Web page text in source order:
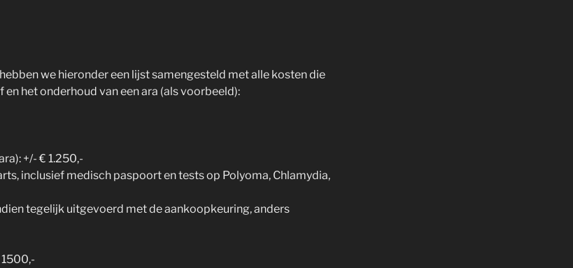
we hieronder een lijst samengesteld met alle kosten die
het onderhoud van een ara (als voorbeeld):
+/- € 1.250,-
inclusief medisch paspoort en tests op Polyoma, Chlamydia,
tegelijk uitgevoerd met de aankoopkeuring, anders